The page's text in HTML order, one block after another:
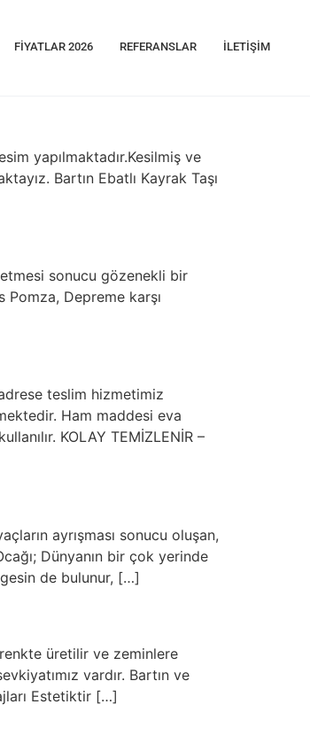
FIYATLAR 2026 REFERANSLAR İLETIŞIM
yapılmaktadır.Kesilmiş ve
Bartın Ebatlı Kayrak Taşı
sonucu gözenekli bir
Pomza, Depreme karşı
teslim hizmetimiz
Ham maddesi eva
KOLAY TEMİZLENİR –
ayrışması sonucu oluşan,
Dünyanın bir çok yerinde
de bulunur, […]
üretilir ve zeminlere
vardır. Bartın ve
Estetiktir […]